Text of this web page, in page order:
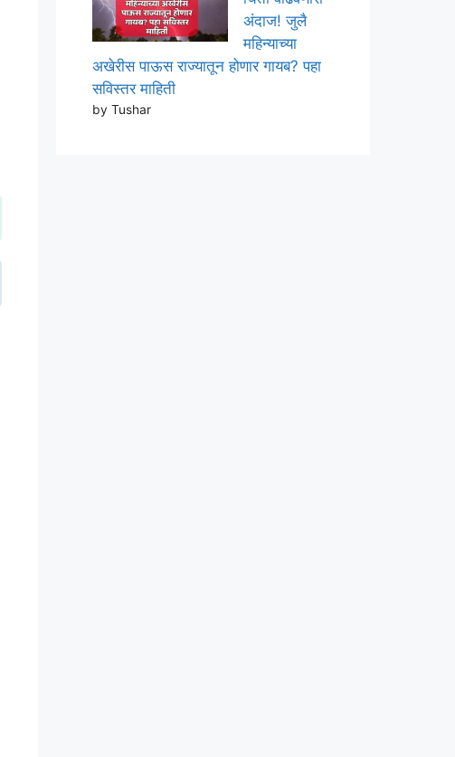
अंदाज! जुलै
महिन्याच्या
अखेरीस पाऊस राज्यातून होणार गायब? पहा
सविस्तर माहिती
by Tushar